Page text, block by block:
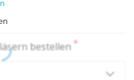
bestellen*